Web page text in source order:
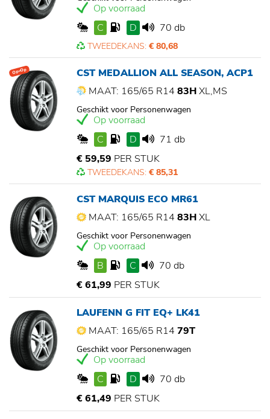
Op voorraad
C
D 70 db
TWEEDEKANS: € 80,68
Op=Op
CST MEDALLION ALL SEASON, ACP1
MAAT: 165/65 R14 83HXL,MS
Geschikt voor Personenwagen
Op voorraad
C
D
71 db
€ 59,59 PER STUK
TWEEDEKANS: € 85,31
CST MARQUIS ECO MR61
MAAT: 165/65 R14 83HXL
Geschikt voor Personenwagen
Op voorraad
B
C
70 db
€ 61,99 PER STUK
LAUFENN G FIT EQ+ LK41
MAAT: 165/65 R14 79T
Geschikt voor Personenwagen
Op voorraad
C
D
70 db
€ 61,49 PER STUK